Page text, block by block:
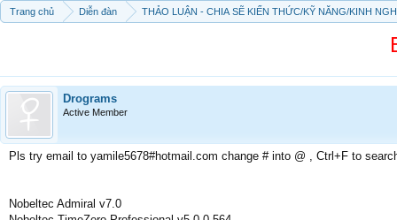
Trang chủ Diễn đàn THẢO LUẬN - CHIA SẼ KIẾN THỨC/KỸ NĂNG/KINH
Drograms
Active Member
Pls try email to yamile5678#hotmail.com change # into @ , Ctrl+F to
Nobeltec Admiral v7.0